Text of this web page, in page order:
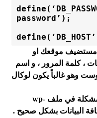
password’);
مستضيف موقعك او
، كلمة المرور ، و اسم
وهو غالباً يكون لوكال
على العموم ، أغلب الاحيان تحدث المشكلة في ملف wp-